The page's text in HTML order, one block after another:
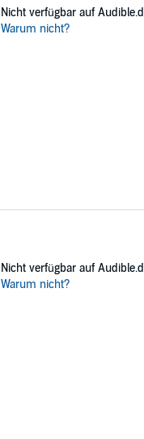
Nicht verfügbar auf
Warum nicht?
Nicht verfügbar auf
Warum nicht?